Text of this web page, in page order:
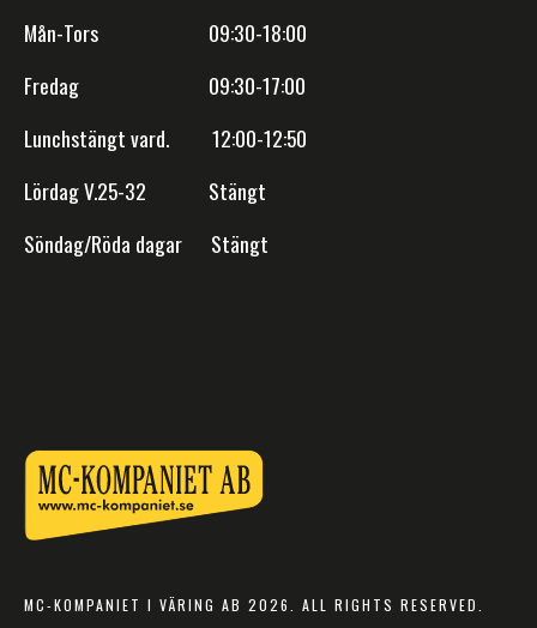
Mån-Tors 09:30-18:00
Fredag 09:30-17:00
Lunchstängt vard. 12:00-12:50
Lördag V.25-32 Stängt
Söndag/Röda dagar Stängt
MC-KOMPANIET I VÄRING AB 2026. ALL RIGHTS RESERVED.